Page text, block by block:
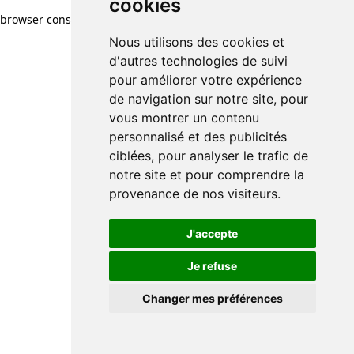
cookies
Nous utilisons des cookies et
d'autres technologies de suivi
pour améliorer votre expérience
de navigation sur notre site, pour
vous montrer un contenu
personnalisé et des publicités
ciblées, pour analyser le trafic de
notre site et pour comprendre la
provenance de nos visiteurs.
J'accepte
Je refuse
Changer mes préférences
browser console for more information)